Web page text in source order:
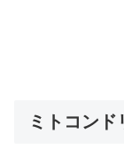
ミトコンド